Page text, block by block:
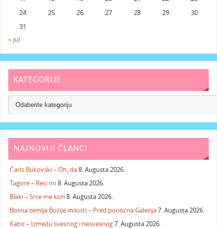
24
25 26 27 28 29
30
31
« jul
KATEGORIJE
NAJNOVIJI ČLANCI
Čarls Bukovski – Oh, da8. Augusta 2026.
Tagore – Reci mi8. Augusta 2026.
Bleki – Srce me kori8. Augusta 2026.
Bosna zemlja Božije milosti – Pred ponoćna Galerija7. Augusta 2026.
Kabir – Između svesnog i nesvesnog7. Augusta 2026.